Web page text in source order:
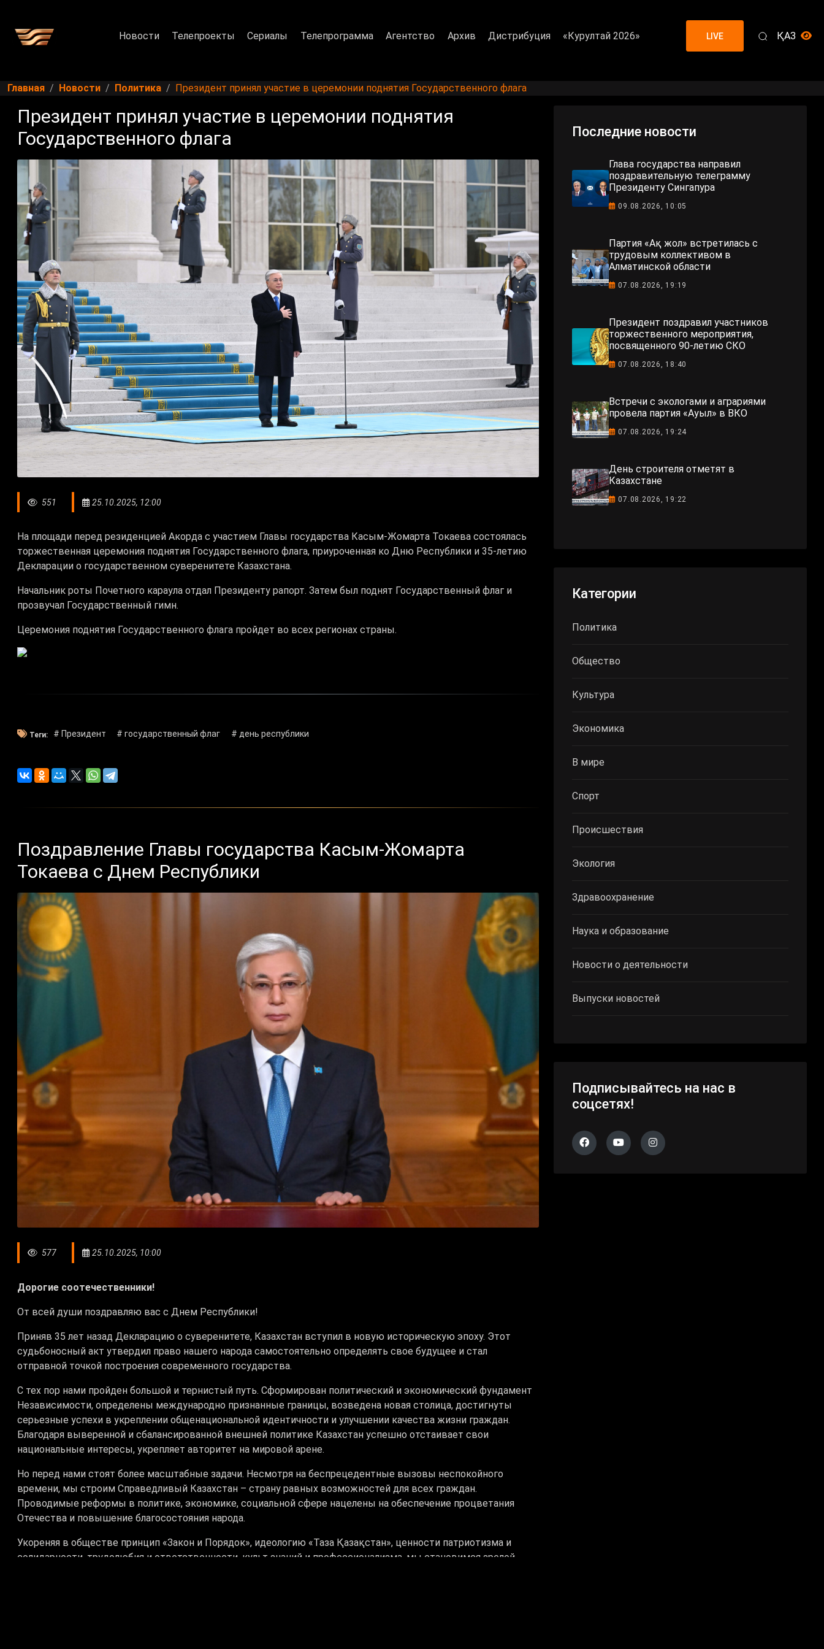
Новости Телепроекты Сериалы Телепрограмма Агентство Архив Дистрибуция «Курултай 2026» LIVE ҚАЗ
Главная Новости Политика Президент принял участие в церемонии поднятия Государственного флага
Президент принял участие в церемонии поднятия
Государственного флага
551 25.10.2025, 12:00
На площади перед резиденцией Акорда с участием Главы государства Касым-Жомарта Токаева состоялась
торжественная церемония поднятия Государственного флага, приуроченная ко Дню Республики и 35-летию
Декларации о государственном суверенитете Казахстана.
Начальник роты Почетного караула отдал Президенту рапорт. Затем был поднят Государственный флаг и
прозвучал Государственный гимн.
Церемония поднятия Государственного флага пройдет во всех регионах страны.
Теги: # Президент # государственный флаг # день республики
Поздравление Главы государства Касым-Жомарта
Токаева с Днем Республики
577 25.10.2025, 10:00
Дорогие соотечественники!
От всей души поздравляю вас с Днем Республики!
Приняв 35 лет назад Декларацию о суверенитете, Казахстан вступил в новую историческую эпоху. Этот
судьбоносный акт утвердил право нашего народа самостоятельно определять свое будущее и стал
отправной точкой построения современного государства.
С тех пор нами пройден большой и тернистый путь. Сформирован политический и экономический фундамент
Независимости, определены международно признанные границы, возведена новая столица, достигнуты
серьезные успехи в укреплении общенациональной идентичности и улучшении качества жизни граждан.
Благодаря выверенной и сбалансированной внешней политике Казахстан успешно отстаивает свои
национальные интересы, укрепляет авторитет на мировой арене.
Но перед нами стоят более масштабные задачи. Несмотря на беспрецедентные вызовы неспокойного
времени, мы строим Справедливый Казахстан – страну равных возможностей для всех граждан.
Проводимые реформы в политике, экономике, социальной сфере нацелены на обеспечение процветания
Отечества и повышение благосостояния народа.
Укореняя в обществе принцип «Закон и Порядок», идеологию «Таза Қазақстан», ценности патриотизма и
солидарности, трудолюбия и ответственности, культ знаний и профессионализма, мы становимся зрелой
Последние новости
Глава государства направил
поздравительную телеграмму
Президенту Сингапура
09.08.2026, 10:05
Партия «Ақ жол» встретилась с
трудовым коллективом в
Алматинской области
07.08.2026, 19:19
Президент поздравил участников
торжественного мероприятия,
посвященного 90-летию СКО
07.08.2026, 18:40
Встречи с экологами и аграриями
провела партия «Ауыл» в ВКО
07.08.2026, 19:24
День строителя отметят в
Казахстане
07.08.2026, 19:22
Категории
Политика
Общество
Культура
Экономика
В мире
Спорт
Происшествия
Экология
Здравоохранение
Наука и образование
Новости о деятельности
Выпуски новостей
Подписывайтесь на нас в
соцсетях!